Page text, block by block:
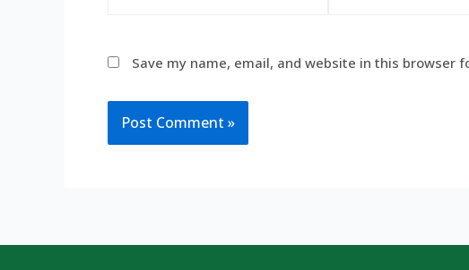
Save my name, email, and website in this browser